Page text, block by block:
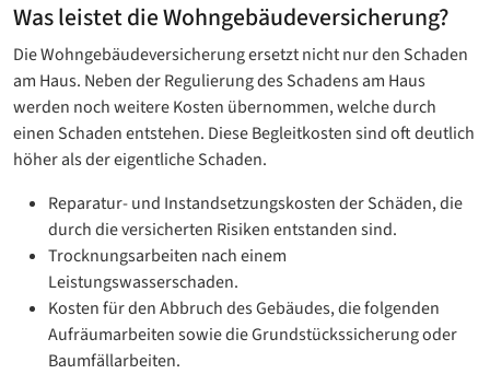
Was leistet die Wohngebäudeversicherung?
Die Wohngebäudeversicherung ersetzt nicht nur den Schaden
am Haus. Neben der Regulierung des Schadens am Haus
werden noch weitere Kosten übernommen, welche durch
einen Schaden entstehen. Diese Begleitkosten sind oft deutlich
höher als der eigentliche Schaden.
Reparatur- und Instandsetzungskosten der Schäden, die
durch die versicherten Risiken entstanden sind.
Trocknungsarbeiten nach einem
Leistungswasserschaden.
Kosten für den Abbruch des Gebäudes, die folgenden
Aufräumarbeiten sowie die Grundstückssicherung oder
Baumfällarbeiten.